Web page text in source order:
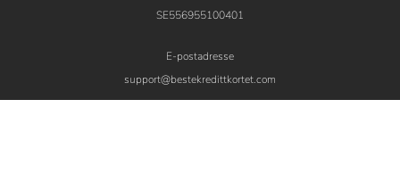
SE556955100401
E-postadresse
support@bestekredittkortet.com